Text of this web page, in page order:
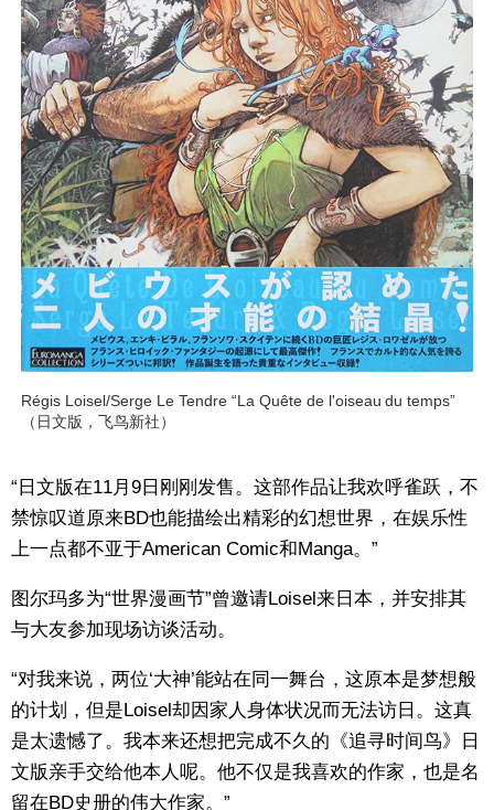
Régis Loisel/Serge Le Tendre “La Quête de l'oiseau du temps”
（日文版，飞鸟新社）
“日文版在11月9日刚刚发售。这部作品让我欢呼雀跃，不
禁惊叹道原来BD也能描绘出精彩的幻想世界，在娱乐性
上一点都不亚于American Comic和Manga。”
图尔玛多为“世界漫画节”曾邀请Loisel来日本，并安排其
与大友参加现场访谈活动。
“对我来说，两位‘大神’能站在同一舞台，这原本是梦想般
的计划，但是Loisel却因家人身体状况而无法访日。这真
是太遗憾了。我本来还想把完成不久的《追寻时间鸟》日
文版亲手交给他本人呢。他不仅是我喜欢的作家，也是名
留在BD史册的伟大作家。”